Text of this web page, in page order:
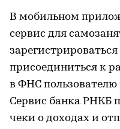
В мобильном
сервис для
присоединиться к
в ФНС пользователю
Сервис банка РНКБ
чеки о доходах и